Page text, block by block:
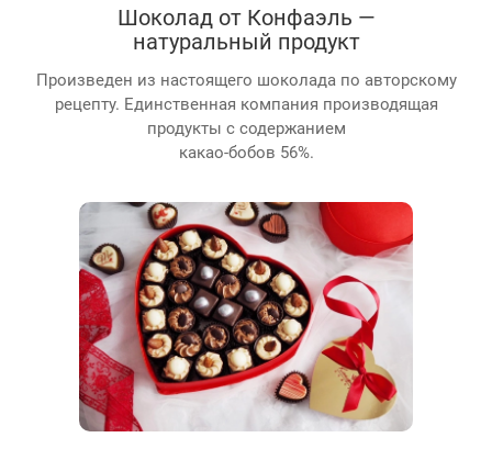
Шоколад от Конфаэль —
натуральный продукт
Произведен из настоящего шоколада по авторскому
рецепту. Единственная компания производящая
продукты с содержанием
какао-бобов 56%.